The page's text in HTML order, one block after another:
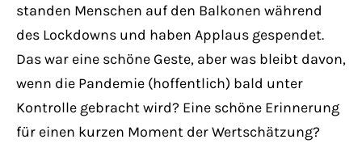
About us
Lorem ipsum dolor sit amet, consectetuer
adipiscing elit.
Aenean commodo ligula eget dolor. Aenean
massa. Cum sociis natoque penatibus et
standen Menschen auf den Balkonen während
des Lockdowns und haben Applaus gespendet.
Das war eine schöne Geste, aber was bleibt davon,
wenn die Pandemie (hoffentlich) bald unter
Kontrolle gebracht wird? Eine schöne Erinnerung
für einen kurzen Moment der Wertschätzung?